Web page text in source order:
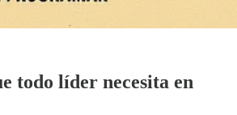
todo líder necesita en